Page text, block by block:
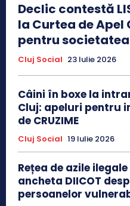
Declic contestă
la Curtea de Apel
pentru
Cluj Social 23 Iulie 2026
Câini în boxe la
Cluj: apeluri pentru
de CRUZIME
Cluj Social 19 Iulie 2026
Rețea de azile
ancheta DIICOT
persoanelor